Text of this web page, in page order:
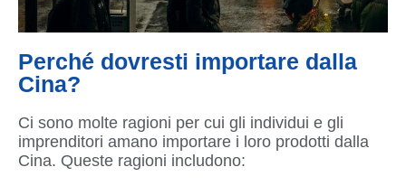
Perché dovresti importare dalla
Cina?
Ci sono molte ragioni per cui gli individui e gli
imprenditori amano importare i loro prodotti dalla
Cina. Queste ragioni includono: